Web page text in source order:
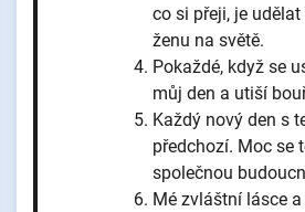
co si přeji, je
ženu na světě.
Pokaždé, když se
můj den a utiší
Každý nový den s
předchozí. Moc se
společnou
Mé zvláštní lásce